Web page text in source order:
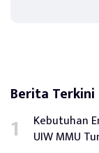
Berita Terkini
Kebutuhan
UIW MMU